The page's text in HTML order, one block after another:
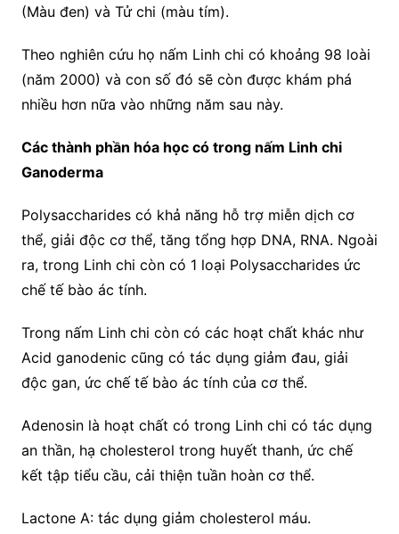
(Màu đen) và Tử chi (màu tím).
Theo nghiên cứu họ nấm Linh chi có khoảng 98 loài
(năm 2000) và con số đó sẽ còn được khám phá
nhiều hơn nữa vào những năm sau này.
Các thành phần hóa học có trong nấm Linh chi
Ganoderma
Polysaccharides có khả năng hỗ trợ miễn dịch cơ
thể, giải độc cơ thể, tăng tổng hợp DNA, RNA. Ngoài
ra, trong Linh chi còn có 1 loại Polysaccharides ức
chế tế bào ác tính.
Trong nấm Linh chi còn có các hoạt chất khác như
Acid ganodenic cũng có tác dụng giảm đau, giải
độc gan, ức chế tế bào ác tính của cơ thể.
Adenosin là hoạt chất có trong Linh chi có tác dụng
an thần, hạ cholesterol trong huyết thanh, ức chế
kết tập tiểu cầu, cải thiện tuần hoàn cơ thể.
Lactone A: tác dụng giảm cholesterol máu.